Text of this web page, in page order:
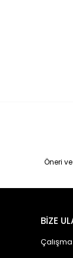
Öneri
BİZE